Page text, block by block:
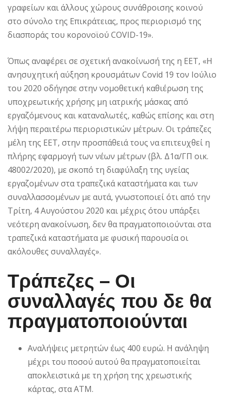
γραφείων και άλλους χώρους συνάθροισης κοινού
στο σύνολο της Επικράτειας, προς περιορισμό της
διασποράς του κορoνοϊού COVID-19».
Όπως αναφέρει σε σχετική ανακοίνωσή της η ΕΕΤ, «Η
ανησυχητική αύξηση κρουσμάτων Covid 19 τον Ιούλιο
του 2020 οδήγησε στην νομοθετική καθιέρωση της
υποχρεωτικής χρήσης μη ιατρικής μάσκας από
εργαζόμενους και καταναλωτές, καθώς επίσης και στη
λήψη περαιτέρω περιοριστικών μέτρων. Οι τράπεζες
μέλη της ΕΕΤ, στην προσπάθειά τους να επιτευχθεί η
πλήρης εφαρμογή των νέων μέτρων (βλ. Δ1α/ΓΠ οικ.
48002/2020), με σκοπό τη διαφύλαξη της υγείας
εργαζομένων στα τραπεζικά καταστήματα και των
συναλλασσομένων με αυτά, γνωστοποιεί ότι από την
Τρίτη, 4 Αυγούστου 2020 και μέχρις ότου υπάρξει
νεότερη ανακοίνωση, δεν θα πραγματοποιούνται στα
τραπεζικά καταστήματα με φυσική παρουσία οι
ακόλουθες συναλλαγές».
Τράπεζες – Οι
συναλλαγές που δε θα
πραγματοποιούνται
Αναλήψεις μετρητών έως 400 ευρώ. Η ανάληψη
μέχρι του ποσού αυτού θα πραγματοποιείται
αποκλειστικά με τη χρήση της χρεωστικής
κάρτας, στα ΑΤΜ.